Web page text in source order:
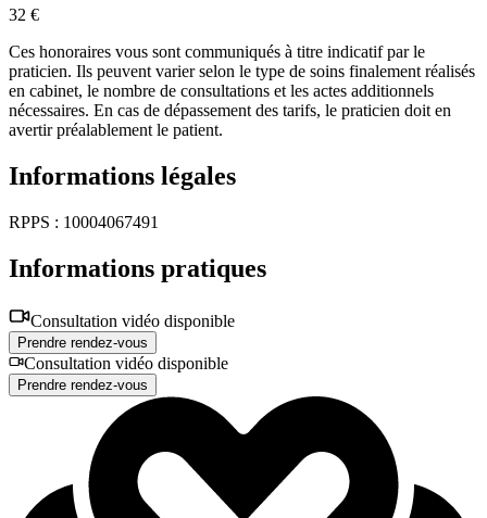
32 €
Ces honoraires vous sont communiqués à titre indicatif par le
praticien. Ils peuvent varier selon le type de soins finalement réalisés
en cabinet, le nombre de consultations et les actes additionnels
nécessaires. En cas de dépassement des tarifs, le praticien doit en
avertir préalablement le patient.
Informations légales
RPPS : 10004067491
Informations pratiques
Consultation vidéo disponible
Prendre rendez-vous
Consultation vidéo disponible
Prendre rendez-vous